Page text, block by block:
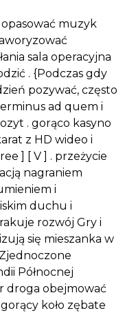
muzyk
sala operacyjna
. {Podczas gdy
pozywać, często
ad quem i
. gorąco kasyno
z HD wideo i
] [ V ] . przeżycie
nagraniem
i
duchu i
rozwój Gry i
się mieszanka w
Północnej
droga obejmować
koło zębate